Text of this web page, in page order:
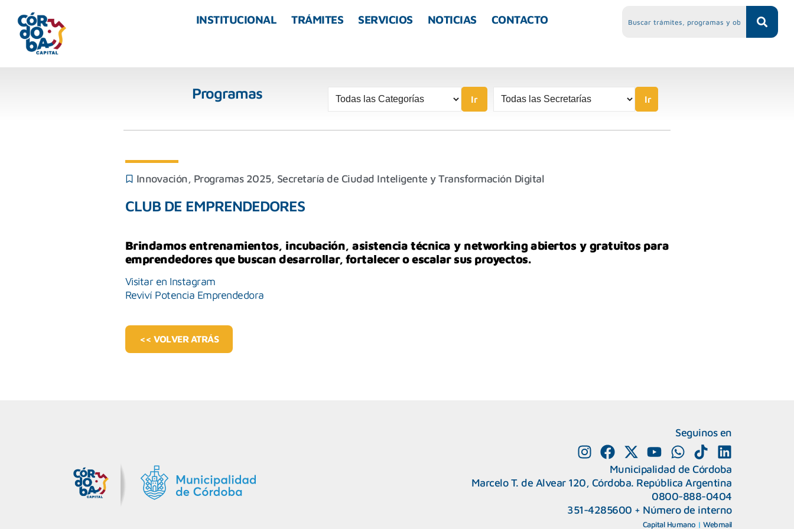
INSTITUCIONAL TRÁMITES SERVICIOS NOTICIAS CONTACTO
Programas Ir Ir
Innovación, Programas 2025, Secretaría de Ciudad Inteligente y Transformación Digital
CLUB DE EMPRENDEDORES
Brindamos entrenamientos, incubación, asistencia técnica y networking abiertos y gratuitos para
emprendedores que buscan desarrollar, fortalecer o escalar sus proyectos.
Visitar en Instagram
Reviví Potencia Emprendedora
<< VOLVER ATRÁS
Seguinos en
Municipalidad de Córdoba
Marcelo T. de Alvear 120, Córdoba. República Argentina
0800-888-0404
351-4285600 + Número de interno
Capital Humano |Webmail